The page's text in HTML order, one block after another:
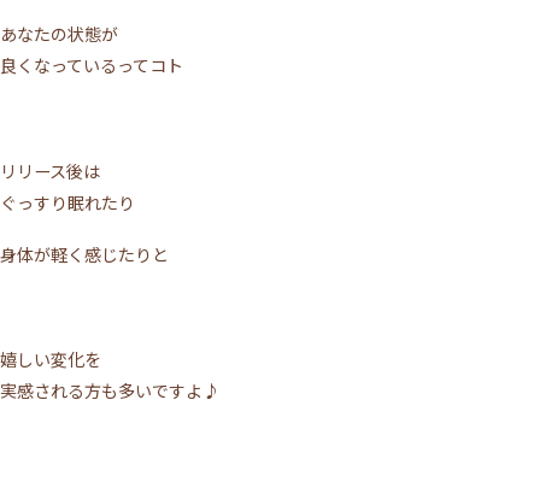
施術について
サロンについて
ご利用の流れ
あなたの状態が
良くなっているってコト
リリース後は
ぐっすり眠れたり
身体が軽く感じたりと
嬉しい変化を
実感される方も多いですよ♪